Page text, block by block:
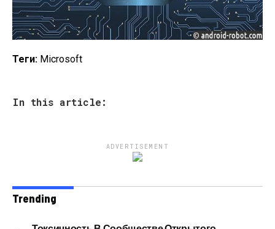
Теги: Microsoft
In this article:
ADVERTISEMENT
Trending